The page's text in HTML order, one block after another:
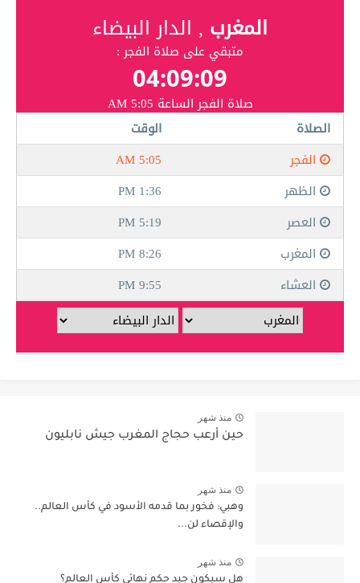
منذ شهر
حين أرعب حجاج المغرب جيش نابليون
منذ شهر
وهبي: فخور بما قدمه الأسود في كأس العالم..
والإقصاء لن...
منذ شهر
هل سيكون جيد حكم نهائي كأس العالم؟